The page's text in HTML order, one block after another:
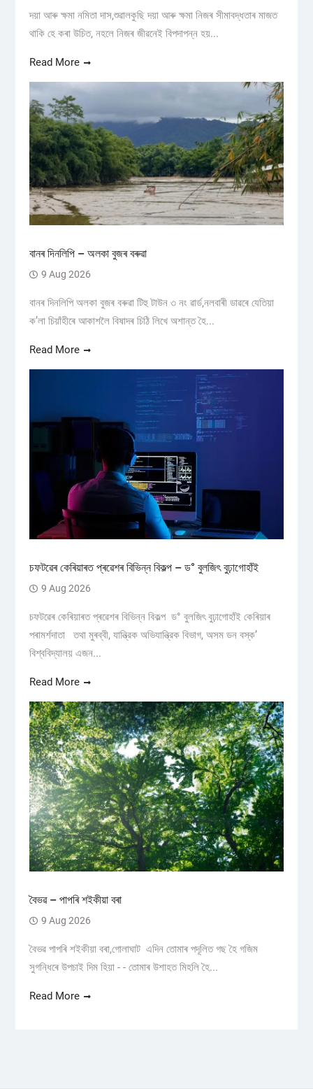
দয়া আৰু ক্ষমা নমিতা দাস,শুৱালকুছি দয়া আৰু ক্ষমা নিজৰ সীমাবদ্ধতাৰ মাজত
থাকি হে কৰা উচিত, নহলে নিজৰ জীৱনেই বিপদাপন্ন হয়...
Read More
বানৰ দিনলিপি – অলকা বুজৰ বৰুৱা
9 Aug 2026
বানৰ দিনলিপি অলকা বুজৰ বৰুৱা টিহু টাউন ৩ নং ৱাৰ্ড,নলবাৰী ডাৱৰে যেতিয়া
ক’লা চিয়াঁহীৰে আকাশলৈ বিষাদৰ চিঠি লিখে অশান্ত হৈ...
Read More
চফটৱেৰ কেৰিয়াৰত প্ৰৱেশৰ বিভিন্ন বিকল্প – ড° বুলজিৎ বুঢ়াগোহাঁই
9 Aug 2026
চফটৱেৰ কেৰিয়াৰত প্ৰৱেশৰ বিভিন্ন বিকল্প ড° বুলজিৎ বুঢ়াগোহাঁই কেৰিয়াৰ
পৰামৰ্শদাতা তথা মুৰব্বী, যান্ত্রিক অভিযান্ত্রিক বিভাগ, অসম ডন বস্ক’
বিশ্ববিদ্যালয় এজন...
Read More
বৈভৱ – পাপৰি শইকীয়া বৰা
9 Aug 2026
বৈভৱ পাপৰি শইকীয়া বৰা,গোলাঘাট এদিন তোমাৰ পদূলিত গছ হৈ গজিম
সুগন্ধিৰে উপচাই দিম হিয়া - - তোমাৰ উশাহত মিহলি হৈ...
Read More